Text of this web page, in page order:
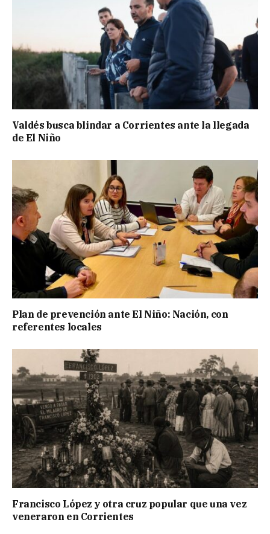
Valdés busca blindar a Corrientes ante la llegada
de El Niño
Plan de prevención ante El Niño: Nación, con
referentes locales
Francisco López y otra cruz popular que una vez
veneraron en Corrientes